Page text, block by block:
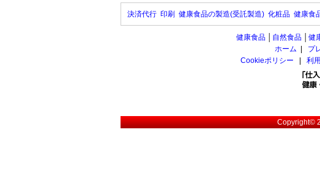
決済代行 印刷 健康食品の製造(受託製造) 化粧品 健康食
健康食品 自然食品 健
ホーム
プ
Cookieポリシー
利
Copyright©